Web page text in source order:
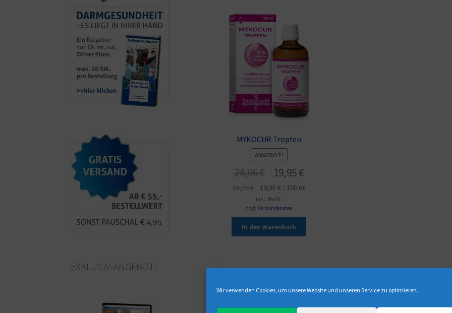
Wir verwenden Cookies, um unsere Website und unseren Service zu optimieren.
MYKOCUR Tropfen
ANGEBOT!
24,96€ Ursprünglicher
Preis
war:
24,96 €
19,95€Aktueller
Preis
ist:
24,96€ 19,95 € / 100 ml
inkl. MwSt.
zzgl.Versandkosten
In den Warenkorb
EXKLUSIV-ANGEBOT: